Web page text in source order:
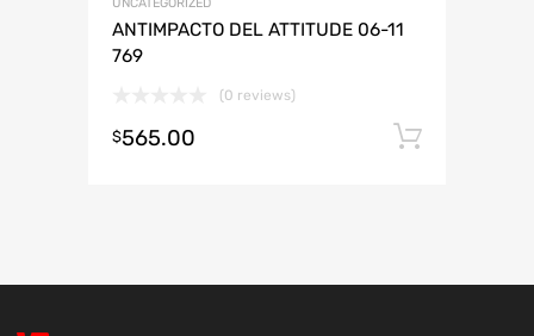
ANTIMPACTO DEL ATTITUDE 06-11
769
(0 reviews)
$565.00